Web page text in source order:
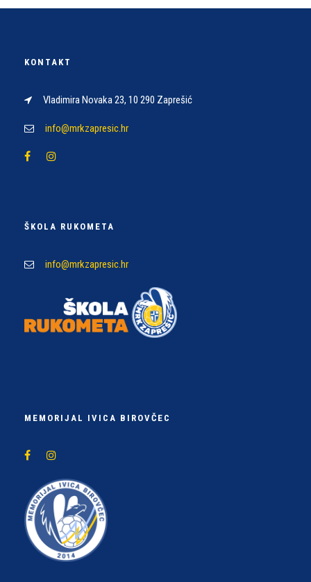
KONTAKT
Vladimira Novaka 23, 10 290 Zaprešić
info@mrkzapresic.hr
ŠKOLA RUKOMETA
info@mrkzapresic.hr
MEMORIJAL IVICA BIROVČEC